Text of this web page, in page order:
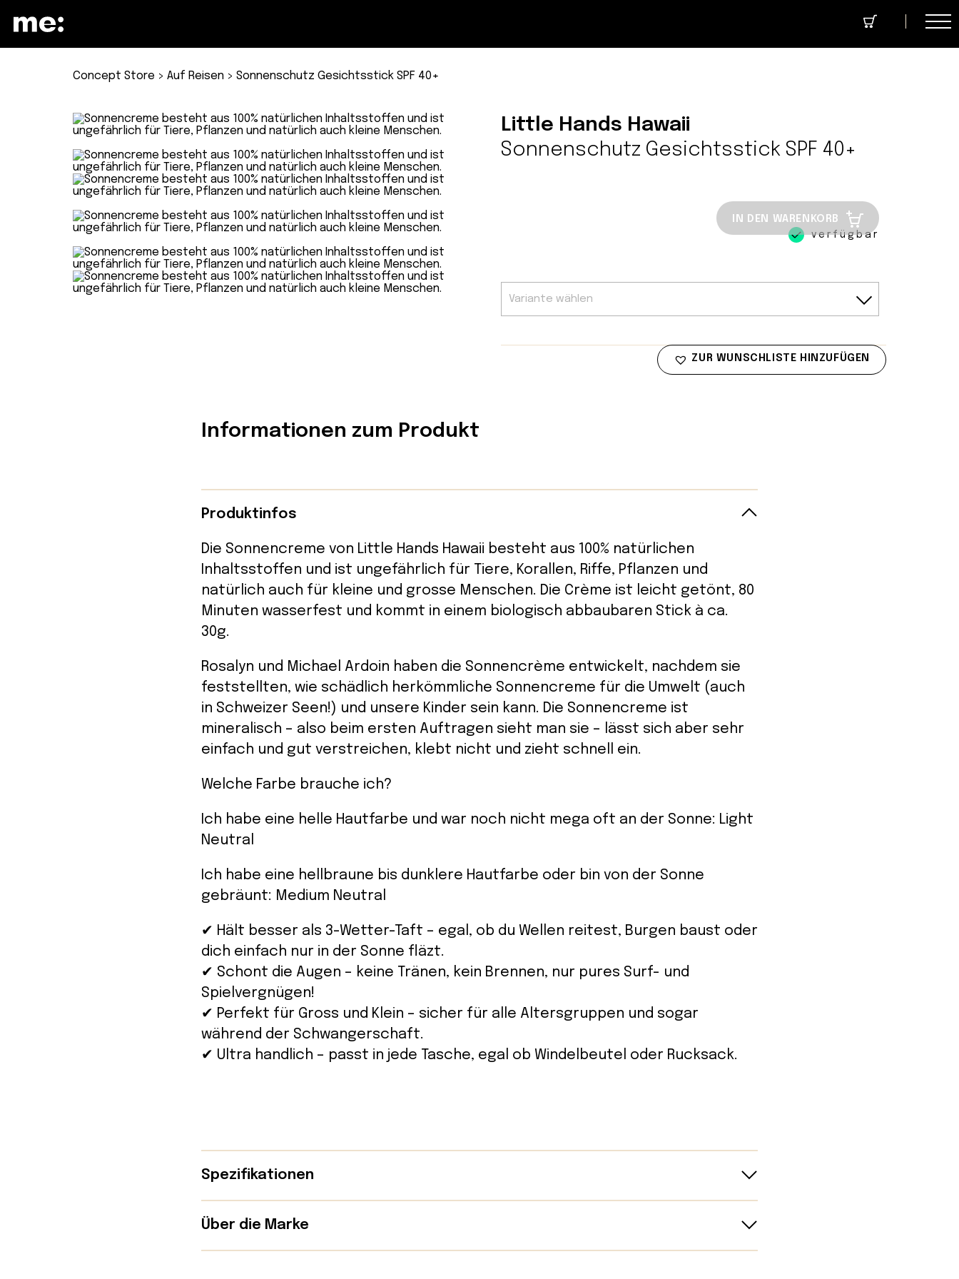
Community
Concept Store > Auf Reisen > Sonnenschutz Gesichtsstick SPF 40+
Little Hands Hawaii
Sonnenschutz Gesichtsstick SPF 40+
verfügbar
IN DEN WARENKORB
ZUR WUNSCHLISTE HINZUFÜGEN
Informationen zum Produkt
Produktinfos
Die Sonnencreme von Little Hands Hawaii besteht aus 100% natürlichen
Inhaltsstoffen und ist ungefährlich für Tiere, Korallen, Riffe, Pflanzen und
natürlich auch für kleine und grosse Menschen. Die Crème ist leicht getönt, 80
Minuten wasserfest und kommt in einem biologisch abbaubaren Stick à ca.
30g.
Rosalyn und Michael Ardoin haben die Sonnencrème entwickelt, nachdem sie
feststellten, wie schädlich herkömmliche Sonnencreme für die Umwelt (auch
in Schweizer Seen!) und unsere Kinder sein kann. Die Sonnencreme ist
mineralisch – also beim ersten Auftragen sieht man sie – lässt sich aber sehr
einfach und gut verstreichen, klebt nicht und zieht schnell ein.
Welche Farbe brauche ich?
Ich habe eine helle Hautfarbe und war noch nicht mega oft an der Sonne: Light
Neutral
Ich habe eine hellbraune bis dunklere Hautfarbe oder bin von der Sonne
gebräunt: Medium Neutral
✔ Hält besser als 3-Wetter-Taft – egal, ob du Wellen reitest, Burgen baust oder
dich einfach nur in der Sonne fläzt.
✔ Schont die Augen – keine Tränen, kein Brennen, nur pures Surf- und
Spielvergnügen!
✔ Perfekt für Gross und Klein – sicher für alle Altersgruppen und sogar
während der Schwangerschaft.
✔ Ultra handlich – passt in jede Tasche, egal ob Windelbeutel oder Rucksack.
Spezifikationen
Details:
Über die Marke